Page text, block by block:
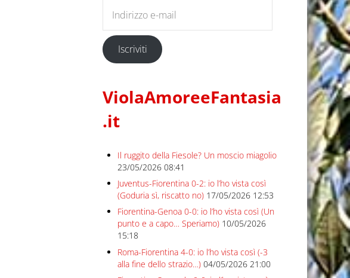
Iscriviti
ViolaAmoreeFantasia
.it
Il ruggito della Fiesole? Un moscio miagolio
23/05/2026 08:41
Juventus-Fiorentina 0-2: io l’ho vista così
(Goduria sì, riscatto no) 17/05/2026 12:53
Fiorentina-Genoa 0-0: io l’ho vista così (Un
punto e a capo… Speriamo) 10/05/2026
15:18
Roma-Fiorentina 4-0: io l’ho vista così (-3
alla fine dello strazio…) 04/05/2026 21:00